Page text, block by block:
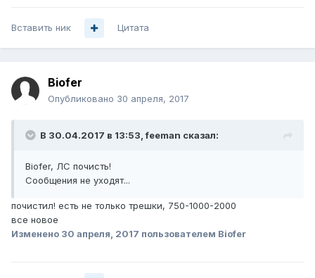
Вставить ник Цитата
Biofer
Опубликовано 30 апреля, 2017
В 30.04.2017 в 13:53, feeman сказал:
Biofer, ЛС почисть!
Сообщения не уходят...
почистил! есть не только трешки, 750-1000-2000
все новое
Изменено 30 апреля, 2017 пользователем Biofer